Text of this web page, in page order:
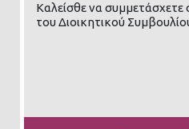
Καλείσθε να
του Διοικητικού